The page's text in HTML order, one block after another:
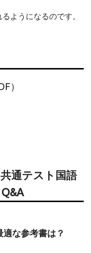
ようになるのです。
）
通テスト国語
な参考書は？